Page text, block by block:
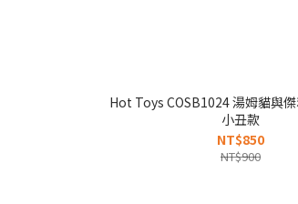
Hot Toys COSB1024 湯姆貓與
小丑款
NT$850
NT$900